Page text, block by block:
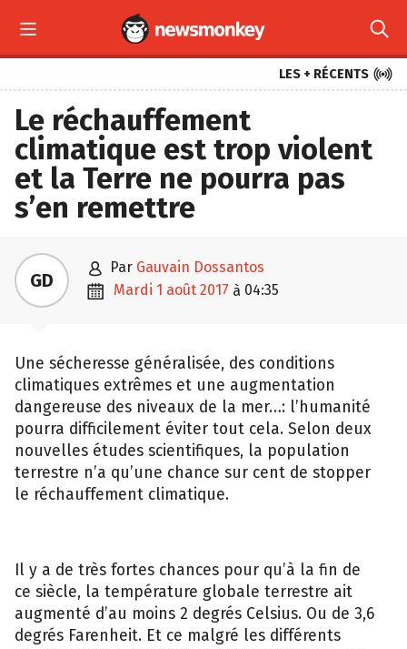
 
LES + RÉCENTS 
Le réchauffement
climatique est trop violent
et la Terre ne pourra pas
s’en remettre
GD  par Gauvain Dossantos
 mardi 1 août 2017 à 04:35
Une sécheresse généralisée, des conditions
climatiques extrêmes et une augmentation
dangereuse des niveaux de la mer…: l’humanité
pourra difficilement éviter tout cela. Selon deux
nouvelles études scientifiques, la population
terrestre n’a qu’une chance sur cent de stopper
le réchauffement climatique.
Il y a de très fortes chances pour qu’à la fin de
ce siècle, la température globale terrestre ait
augmenté d’au moins 2 degrés Celsius. Ou de 3,6
degrés Farenheit. Et ce malgré les différents